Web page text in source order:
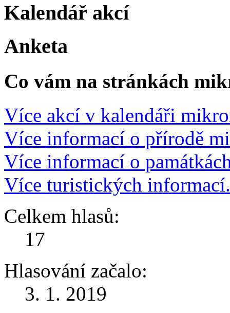
Kalendář akcí
Anketa
Co vám na stránkách
Více akcí v kalendáři
Více informací o přírodě
Více informací o
Více turistických
Celkem hlasů:
17
Hlasování začalo:
3. 1. 2019